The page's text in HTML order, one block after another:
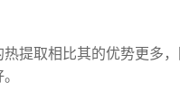
提取相比其的优势更多